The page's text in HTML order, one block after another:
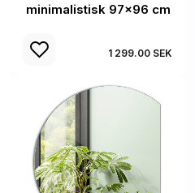
minimalistisk 97x96 cm
1 299.00 SEK